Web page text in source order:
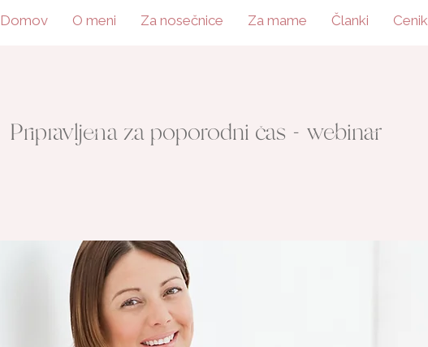
Domov O meni Za nosečnice Za mame Članki Cenik
Pripravljena za poporodni čas - webinar